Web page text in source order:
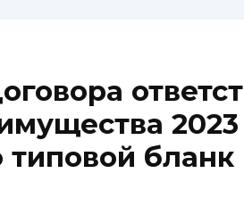
2023
типовой